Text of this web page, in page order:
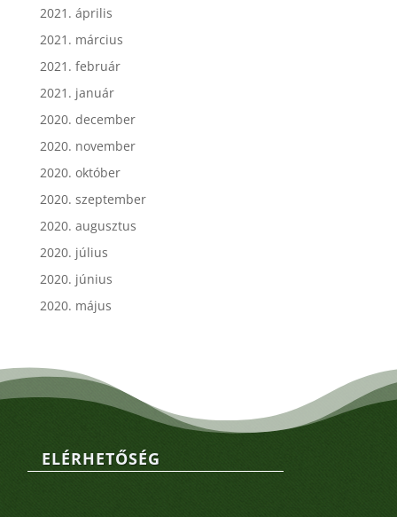
2021. április
2021. március
2021. február
2021. január
2020. december
2020. november
2020. október
2020. szeptember
2020. augusztus
2020. július
2020. június
2020. május
ELÉRHETŐSÉG